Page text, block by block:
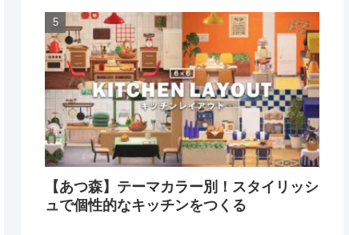
【あつ森】テーマカラー別！スタイリッシ
ュで個性的なキッチンをつくる